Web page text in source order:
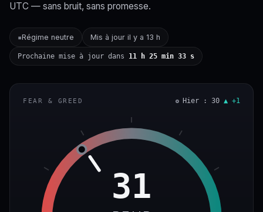
UTC — sans bruit, sans promesse.
▪Régime neutre Mis à jour il y a 13 h
Prochaine mise à jour dans 11 h 25 min 32 s
FEAR & GREED Hier : 30 ▲ +1
31